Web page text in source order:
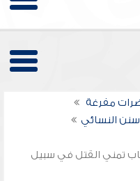
مفرغة
النسائي
تمني القتل في سبيل